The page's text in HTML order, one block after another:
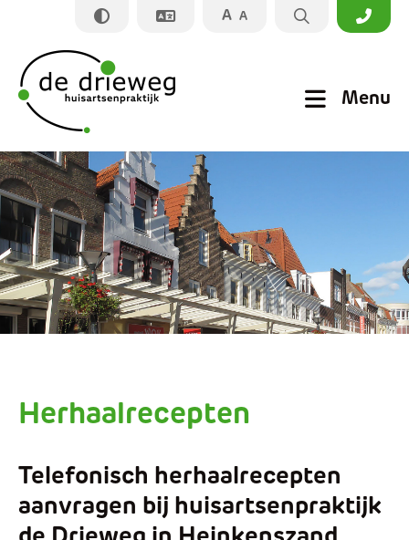
Praktijkinformatie
Apotheek
Zorginformatie
Prikpost
A A
Menu
Herhaalrecepten
Telefonisch herhaalrecepten
aanvragen bij huisartsenpraktijk